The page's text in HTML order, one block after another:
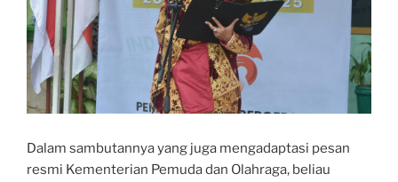
Dalam sambutannya yang juga mengadaptasi pesan
resmi Kementerian Pemuda dan Olahraga, beliau